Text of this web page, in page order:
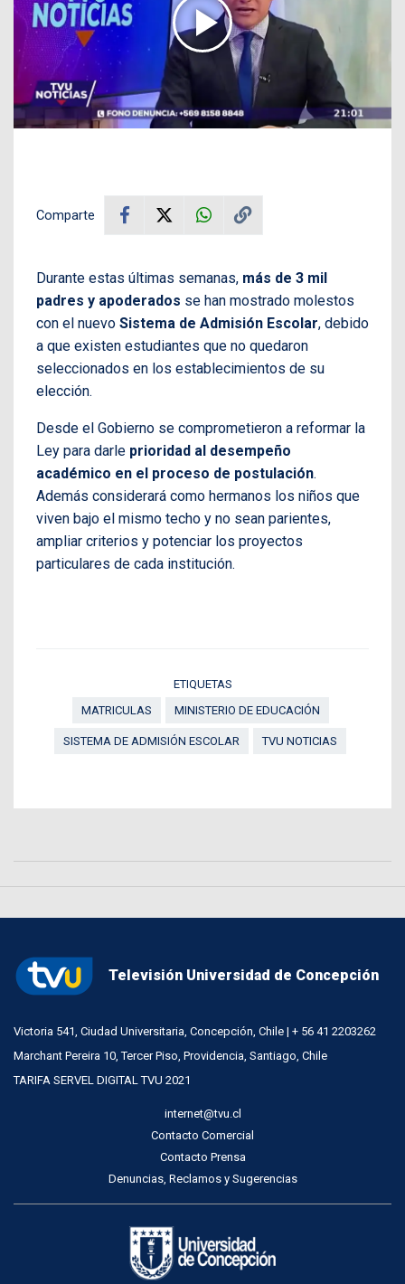
Comparte
Durante estas últimas semanas, más de 3 mil
padres y apoderados se han mostrado molestos
con el nuevo Sistema de Admisión Escolar, debido
a que existen estudiantes que no quedaron
seleccionados en los establecimientos de su
elección.
Desde el Gobierno se comprometieron a reformar la
Ley para darle prioridad al desempeño
académico en el proceso de postulación.
Además considerará como hermanos los niños que
viven bajo el mismo techo y no sean parientes,
ampliar criterios y potenciar los proyectos
particulares de cada institución.
ETIQUETAS
MATRICULAS
MINISTERIO DE EDUCACIÓN
SISTEMA DE ADMISIÓN ESCOLAR TVU NOTICIAS
Televisión Universidad de Concepción
Victoria 541, Ciudad Universitaria, Concepción, Chile | + 56 41 2203262
Marchant Pereira 10, Tercer Piso, Providencia, Santiago, Chile
TARIFA SERVEL DIGITAL TVU 2021
internet@tvu.cl
Contacto Comercial
Contacto Prensa
Denuncias, Reclamos y Sugerencias